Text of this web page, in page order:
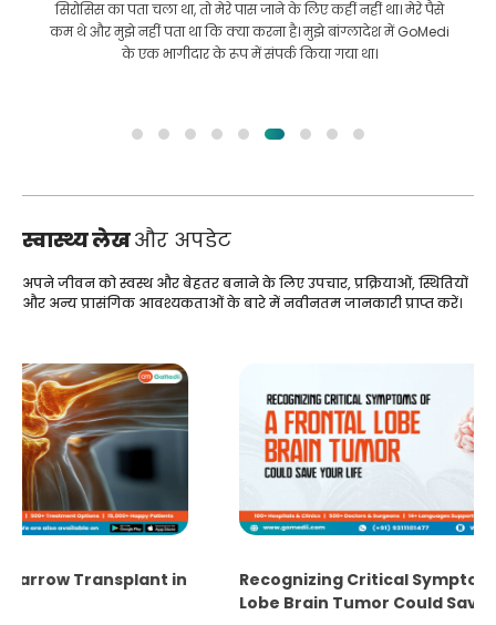
सिरोसिस का पता चला था, तो मेरे पास जाने के लिए कहीं नहीं था। मेरे पैसे
कम थे और मुझे नहीं पता था कि क्या करना है। मुझे बांग्लादेश में GoMedi
के एक भागीदार के रूप में संपर्क किया गया था।
स्वास्थ्य लेखऔर अपडेट
अपने जीवन को स्वस्थ और बेहतर बनाने के लिए उपचार, प्रक्रियाओं, स्थितियों
और अन्य प्रासंगिक आवश्यकताओं के बारे में नवीनतम जानकारी प्राप्त करें।
Recognizing Critical Symptoms of a Frontal
Lobe Brain Tumor Could Save Your Life